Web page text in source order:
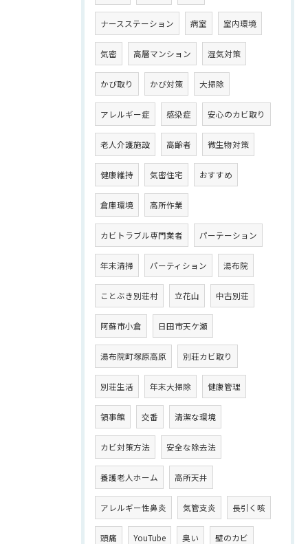
ナースステーション 病室 室内環境
気密 高層マンション 湿気対策
かび取り かび対策 大掃除
アレルギー症 感染症 安心のカビ取り
老人介護施設 高齢者 微生物対策
健康維持 気密住宅 おすすめ
倉庫環境 高所作業
カビトラブル専門業者 パーテーション
年末清掃 パーティション 湯布院
ことぶき別荘村 立花山 中古別荘
阿蘇市小倉 日田市天ケ瀬
湯布院町塚原高原 別荘カビ取り
別荘生活 年末大掃除 健康管理
領事館 交番 清潔な環境
カビ対策方法 安全な除去法
養護老人ホーム 高所天井
アレルギー性鼻炎 気管支炎 長引く咳
頭痛 YouTube 臭い 壁のカビ